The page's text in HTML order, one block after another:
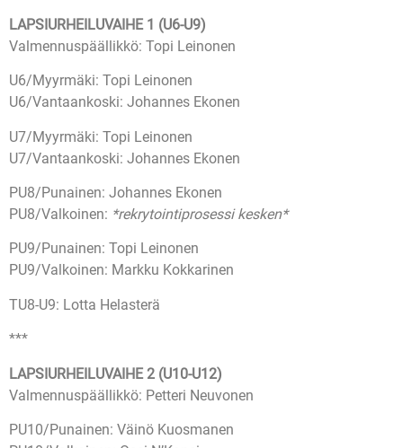
LAPSIURHEILUVAIHE 1 (U6-U9)
Valmennuspäällikkö: Topi Leinonen
U6/Myyrmäki: Topi Leinonen
U6/Vantaankoski: Johannes Ekonen
U7/Myyrmäki: Topi Leinonen
U7/Vantaankoski: Johannes Ekonen
PU8/Punainen: Johannes Ekonen
PU8/Valkoinen: *rekrytointiprosessi kesken*
PU9/Punainen: Topi Leinonen
PU9/Valkoinen: Markku Kokkarinen
TU8-U9: Lotta Helasterä
***
LAPSIURHEILUVAIHE 2 (U10-U12)
Valmennuspäällikkö: Petteri Neuvonen
PU10/Punainen: Väinö Kuosmanen